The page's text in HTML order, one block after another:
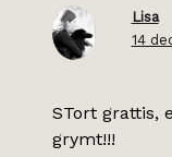
Lisa
14
STort grattis,
grymt!!!